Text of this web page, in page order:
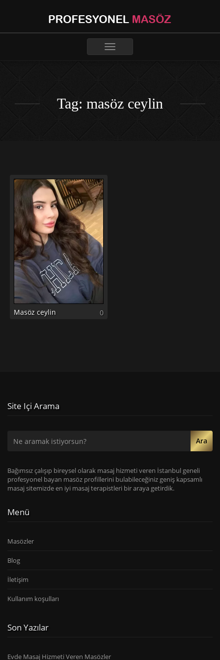
Toggle
Tag: masöz ceylin
Masöz ceylin 0
Site Içi Arama
Ara
Bağımsız çalışıp bireysel olarak masaj hizmeti veren İstanbul geneli
profesyonel bayan masöz profillerini bulabileceğiniz geniş kapsamlı
masaj sitemizde en iyi masaj terapistleri bir araya getirdik.
Menü
Masözler
Blog
İletişim
Kullanım koşulları
Son Yazılar
Evde Masaj Hizmeti Veren Masözler